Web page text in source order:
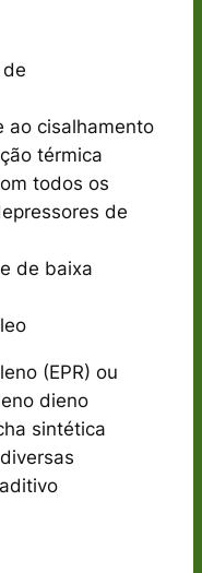
ao cisalhamento
térmica
todos os
de
de baixa
(EPR) ou
dieno
sintética